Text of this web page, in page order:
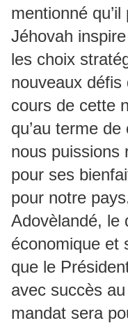
mentionné qu’il
Jéhovah
les choix
nouveaux
cours de cette
qu’au terme
nous puissions
pour ses
pour notre
Adovèlandé, le
économique et
que le
avec succès
mandat sera